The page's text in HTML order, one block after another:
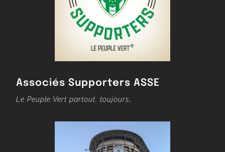
Associés Supporters ASSE
Le Peuple Vert partout, toujours…